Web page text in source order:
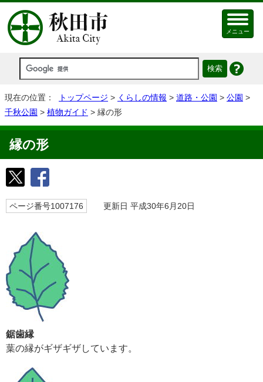
メニュー
現在の位置： トップページ > くらしの情報 > 道路・公園 > 公園 >
千秋公園 > 植物ガイド > 縁の形
縁の形
ページ番号1007176 更新日 平成30年6月20日
鋸歯縁
葉の縁がギザギザしています。